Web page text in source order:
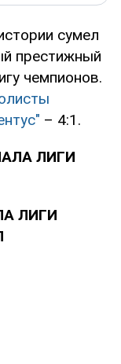
сумел
престижный
чемпионов.
– 4:1.
ЛИГИ
ЛИГИ